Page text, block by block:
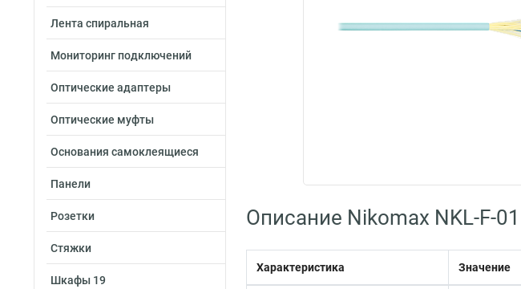
Лента спиральная
Мониторинг подключений
Оптические адаптеры
Оптические муфты
Основания самоклеящиеся
Панели
Розетки
Стяжки
Шкафы 19
Описание Nikomax NKL-F-
Характеристика Значение